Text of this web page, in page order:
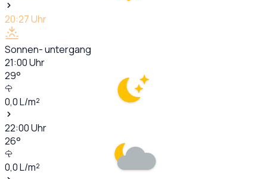
20:27Uhr
Sonnen- untergang
21:00Uhr
29°
0,0L/m²
22:00Uhr
26°
0,0L/m²